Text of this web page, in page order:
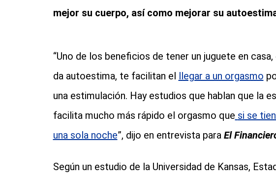
mejor su cuerpo, así como mejorar su
“Uno de los beneficios de tener un juguete en
da autoestima, te facilitan el llegar a un orgasmo
una estimulación. Hay estudios que hablan que la
facilita mucho más rápido el orgasmo que si se
una sola noche”, dijo en entrevista para El
Según un estudio de la Universidad de Kansas,